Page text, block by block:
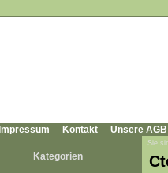
Impressum Kontakt Unsere AGB
Kategorien
Sie